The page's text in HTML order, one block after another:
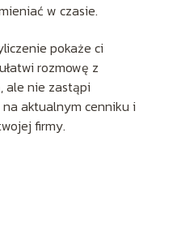
w czasie.
pokaże ci
rozmowę z
, ale nie zastąpi
aktualnym cenniku i
firmy.